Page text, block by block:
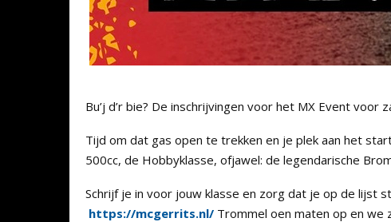
Bu’j d’r bie? De inschrijvingen voor het MX Event
Tijd om dat gas open te trekken en je plek aan het
500cc, de Hobbyklasse, ofjawel: de legendarische
Schrijf je in voor jouw klasse en zorg dat je op de lijst
https://mcgerrits.nl/ Trommel oen maten op en we